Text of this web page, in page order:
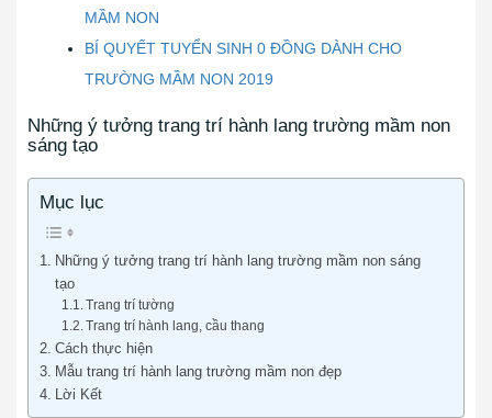
MẦM NON
BÍ QUYẾT TUYỂN SINH 0 ĐỒNG DÀNH CHO
TRƯỜNG MẦM NON 2019
Những ý tưởng trang trí hành lang trường mầm non
sáng tạo
Mục lục
Những ý tưởng trang trí hành lang trường mầm non sáng
tạo
Trang trí tường
Trang trí hành lang, cầu thang
Cách thực hiện
Mẫu trang trí hành lang trường mầm non đẹp
Lời Kết